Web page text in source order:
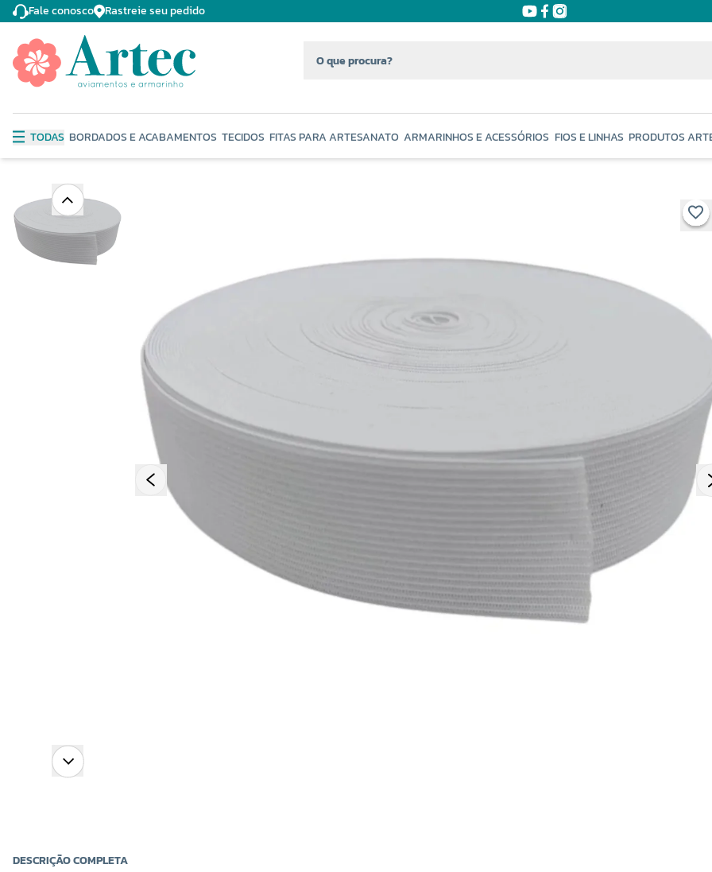
Fale conosco Rastreie seu pedido
TODAS BORDADOS E ACABAMENTOS TECIDOS FITAS PARA ARTESANATO ARMARINHOS E ACESSÓRIOS FIOS E LINHAS PRODUTOS
DESCRIÇÃO COMPLETA